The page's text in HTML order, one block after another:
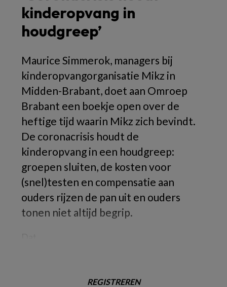
kinderopvang in
houdgreep’
Maurice Simmerok, managers bij
kinderopvangorganisatie Mikz in
Midden-Brabant, doet aan Omroep
Brabant een boekje open over de
heftige tijd waarin Mikz zich bevindt.
De coronacrisis houdt de
kinderopvang in een houdgreep:
groepen sluiten, de kosten voor
(snel)testen en compensatie aan
ouders rijzen de pan uit en ouders
tonen niet altijd begrip.
REGISTREREN